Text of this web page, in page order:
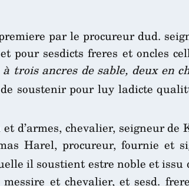
par le procureur dud.
pour sesdicts freres et oncles
à trois ancres de sable, deux en
soustenir pour luy ladicte
d’armes, chevalier, seigneur
Harel, procureur, fournie et
il soustient estre noble et issu
et chevalier, et sesd.